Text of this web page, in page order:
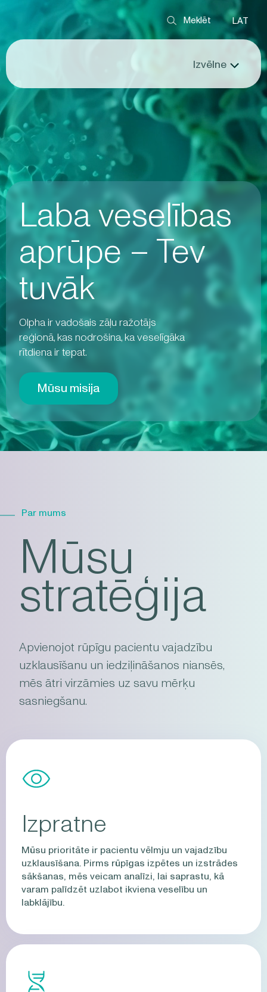
LAT
Izvēlne
Laba veselības
aprūpe – Tev
tuvāk
Olpha ir vadošais zāļu ražotājs
reģionā, kas nodrošina, ka veselīgāka
rītdiena ir tepat.
Mūsu misija
Par mums
Mūsu
stratēģija
Apvienojot rūpīgu pacientu vajadzību
uzklausīšanu un iedziļināšanos niansēs,
mēs ātri virzāmies uz savu mērķu
sasniegšanu.
Izpratne
Mūsu prioritāte ir pacientu vēlmju un vajadzību
uzklausīšana. Pirms rūpīgas izpētes un izstrādes
sākšanas, mēs veicam analīzi, lai saprastu, kā
varam palīdzēt uzlabot ikviena veselību un
labklājību.